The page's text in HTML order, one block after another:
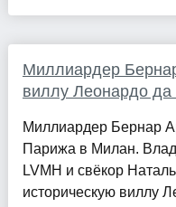
Миллиардер
виллу Леонардо
Миллиардер Бернар
Парижа в Милан.
LVMH и свёкор
историческую виллу